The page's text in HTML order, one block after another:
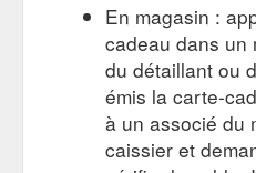
En magasin :
cadeau dans un
du détaillant ou
émis la carte-
à un associé du
caissier et